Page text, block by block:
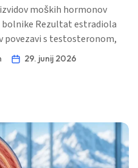
moških hormonov
bolnike Rezultat estradiola
povezavi s testosteronom,
označevalci, zgodovino
📖 ~12 minut 📅 29. junij
29. junij 2026